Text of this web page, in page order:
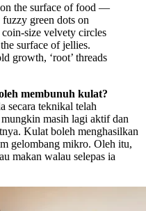
the surface of food —
green dots on
size velvety circles
surface of jellies.
growth, ‘root’ threads
membunuh kulat?
secara teknikal telah
masih lagi aktif dan
Kulat boleh menghasilkan
gelombang mikro. Oleh itu,
makan walau selepas ia